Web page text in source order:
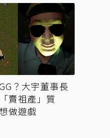
？大宇董事長
賣祖產」質
做遊戲